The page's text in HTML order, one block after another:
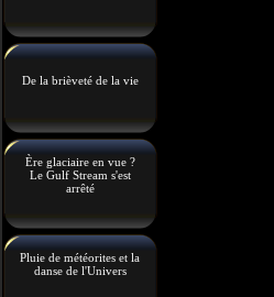
De la brièveté de la vie
Ère glaciaire en vue ?
Le Gulf Stream s'est
arrêté
Pluie de météorites et la
danse de l'Univers